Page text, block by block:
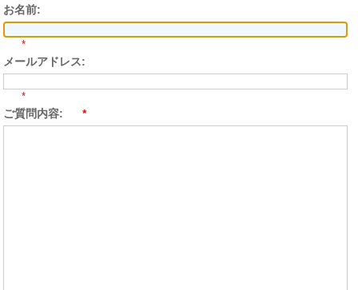
お名前:
*
メールアドレス:
*
ご質問内容: *